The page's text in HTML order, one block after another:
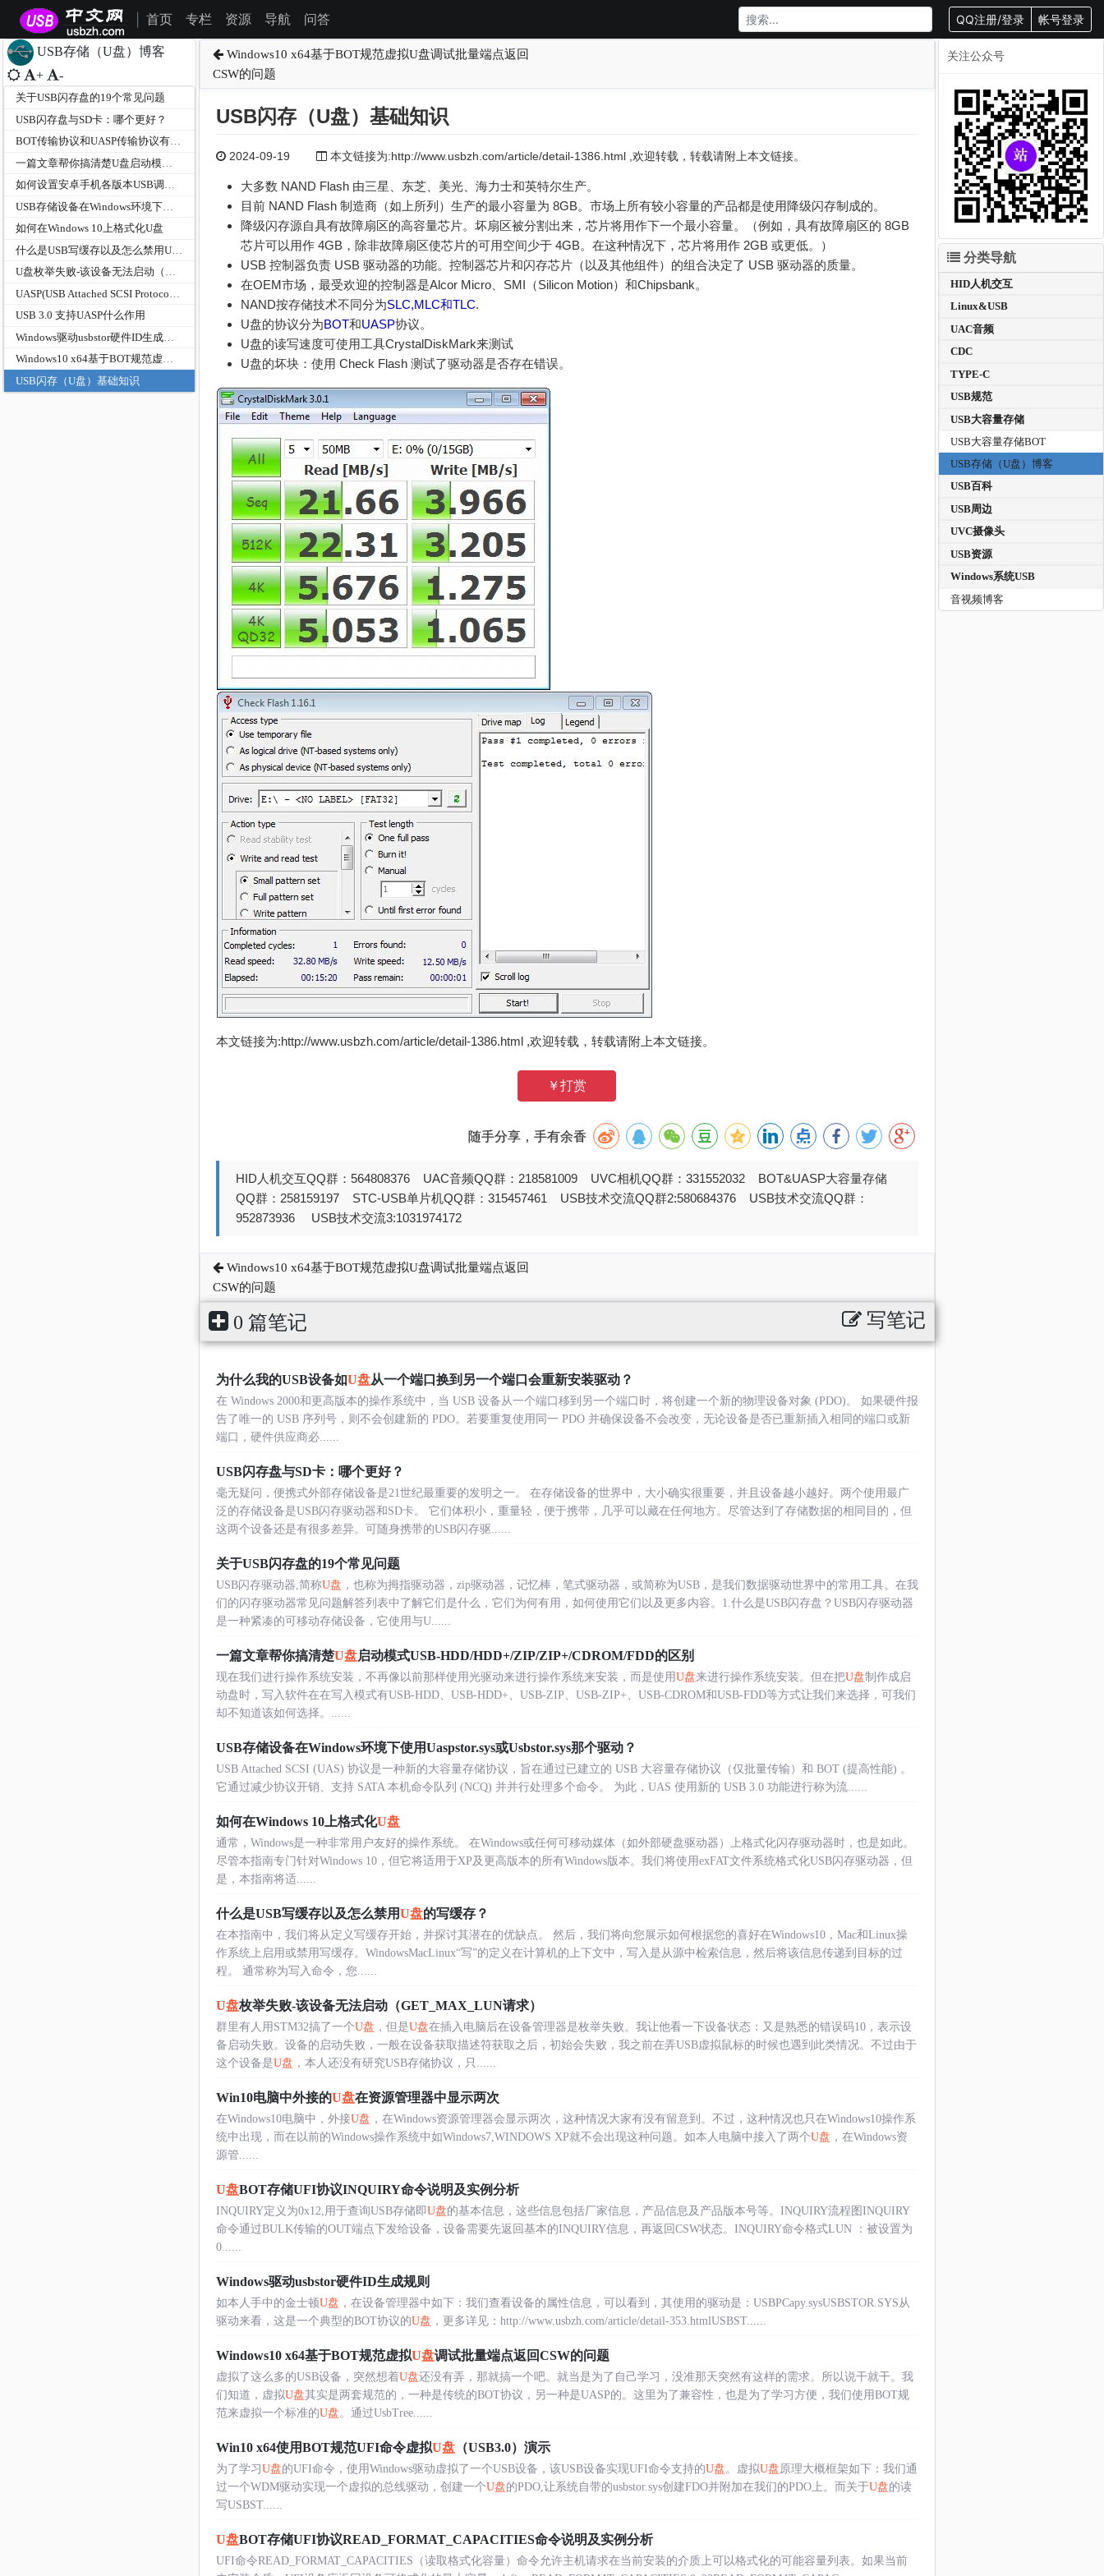
首页 专栏 资源 导航 问答 QQ注册/登录 帐号登录
USB存储（U盘）博客
+ -
关于USB闪存盘的19个常见问题
USB闪存盘与SD卡：哪个更好？
BOT传输协议和UASP传输协议有什么区别？
如何设置安卓手机各版本USB调试模式
如何在Windows 10上格式化U盘
U盘枚举失败-该设备无法启动（GET_MAX_LUN请求）
USB 3.0 支持UASP什么作用
Windows10 x64基于BOT规范虚拟U盘调试批量端点返回CSW的问题
USB闪存（U盘）基础知识
Windows10 x64基于BOT规范虚拟U盘调试批量端点返回
CSW的问题
USB闪存（U盘）基础知识
2024-09-19 本文链接为:http://www.usbzh.com/article/detail-1386.html ,欢迎转载，转载请附上本文链接。
大多数 NAND Flash 由三星、东芝、美光、海力士和英特尔生产。
目前 NAND Flash 制造商（如上所列）生产的最小容量为 8GB。市场上所有较小容量的产品都是使用降级闪存制成的。
降级闪存源自具有故障扇区的高容量芯片。坏扇区被分割出来，芯片将用作下一个最小容量。（例如，具有故障扇区的 8GB
芯片可以用作 4GB，除非故障扇区使芯片的可用空间少于 4GB。在这种情况下，芯片将用作 2GB 或更低。）
USB 控制器负责 USB 驱动器的功能。控制器芯片和闪存芯片（以及其他组件）的组合决定了 USB 驱动器的质量。
在OEM市场，最受欢迎的控制器是Alcor Micro、SMI（Silicon Motion）和Chipsbank。
NAND按存储技术不同分为SLC,MLC和TLC.
U盘的协议分为BOT和UASP协议。
U盘的读写速度可使用工具CrystalDiskMark来测试
U盘的坏块：使用 Check Flash 测试了驱动器是否存在错误。
本文链接为:http://www.usbzh.com/article/detail-1386.html ,欢迎转载，转载请附上本文链接。
￥打赏
随手分享，手有余香
HID人机交互QQ群：564808376 UAC音频QQ群：218581009 UVC相机QQ群：331552032 BOT&UASP大容量存储
QQ群：258159197 STC-USB单片机QQ群：315457461 USB技术交流QQ群2:580684376 USB技术交流QQ群：
952873936 USB技术交流3:1031974172
Windows10 x64基于BOT规范虚拟U盘调试批量端点返回
CSW的问题
0 篇笔记 写笔记
为什么我的USB设备如U盘从一个端口换到另一个端口会重新安装驱动？
在 Windows 2000和更高版本的操作系统中，当 USB 设备从一个端口移到另一个端口时，将创建一个新的物理设备对象 (PDO)。 如果硬件报
告了唯一的 USB 序列号，则不会创建新的 PDO。若要重复使用同一 PDO 并确保设备不会改变，无论设备是否已重新插入相同的端口或新
端口，硬件供应商必......
USB闪存盘与SD卡：哪个更好？
毫无疑问，便携式外部存储设备是21世纪最重要的发明之一。 在存储设备的世界中，大小确实很重要，并且设备越小越好。两个使用最广
泛的存储设备是USB闪存驱动器和SD卡。 它们体积小，重量轻，便于携带，几乎可以藏在任何地方。尽管达到了存储数据的相同目的，但
这两个设备还是有很多差异。可随身携带的USB闪存驱......
关于USB闪存盘的19个常见问题
USB闪存驱动器,简称U盘 ，也称为拇指驱动器，zip驱动器，记忆棒，笔式驱动器，或简称为USB，是我们数据驱动世界中的常用工具。在我
们的闪存驱动器常见问题解答列表中了解它们是什么，它们为何有用，如何使用它们以及更多内容。1.什么是USB闪存盘？USB闪存驱动器
是一种紧凑的可移动存储设备，它使用与U......
一篇文章帮你搞清楚U盘启动模式USB-HDD/HDD+/ZIP/ZIP+/CDROM/FDD的区别
现在我们进行操作系统安装，不再像以前那样使用光驱动来进行操作系统来安装，而是使用U盘来进行操作系统安装。但在把U盘制作成启
动盘时，写入软件在在写入模式有USB-HDD、USB-HDD+、USB-ZIP、USB-ZIP+、USB-CDROM和USB-FDD等方式让我们来选择，可我们
却不知道该如何选择。......
USB存储设备在Windows环境下使用Uaspstor.sys或Usbstor.sys那个驱动？
USB Attached SCSI (UAS) 协议是一种新的大容量存储协议，旨在通过已建立的 USB 大容量存储协议（仅批量传输）和 BOT (提高性能) 。
它通过减少协议开销、支持 SATA 本机命令队列 (NCQ) 并并行处理多个命令。 为此，UAS 使用新的 USB 3.0 功能进行称为流......
如何在Windows 10上格式化U盘
通常，Windows是一种非常用户友好的操作系统。 在Windows或任何可移动媒体（如外部硬盘驱动器）上格式化闪存驱动器时，也是如此。
尽管本指南专门针对Windows 10，但它将适用于XP及更高版本的所有Windows版本。我们将使用exFAT文件系统格式化USB闪存驱动器，但
是，本指南将适......
什么是USB写缓存以及怎么禁用U盘的写缓存？
在本指南中，我们将从定义写缓存开始，并探讨其潜在的优缺点。 然后，我们将向您展示如何根据您的喜好在Windows10，Mac和Linux操
作系统上启用或禁用写缓存。WindowsMacLinux“写”的定义在计算机的上下文中，写入是从源中检索信息，然后将该信息传递到目标的过
程。 通常称为写入命令，您......
U盘枚举失败-该设备无法启动（GET_MAX_LUN请求）
群里有人用STM32搞了一个U盘 ，但是U盘在插入电脑后在设备管理器是枚举失败。我让他看一下设备状态：又是熟悉的错误码10，表示设
备启动失败。设备的启动失败，一般在设备获取描述符获取之后，初始会失败，我之前在弄USB虚拟鼠标的时候也遇到此类情况。不过由于
这个设备是U盘 ，本人还没有研究USB存储协议，只......
Win10电脑中外接的U盘在资源管理器中显示两次
在Windows10电脑中，外接U盘 ，在Windows资源管理器会显示两次，这种情况大家有没有留意到。不过，这种情况也只在Windows10操作系
统中出现，而在以前的Windows操作系统中如Windows7,WINDOWS XP就不会出现这种问题。如本人电脑中接入了两个U盘 ，在Windows资
源管......
U盘BOT存储UFI协议INQUIRY命令说明及实例分析
INQUIRY定义为0x12,用于查询USB存储即U盘的基本信息，这些信息包括厂家信息，产品信息及产品版本号等。INQUIRY流程图INQUIRY
命令通过BULK传输的OUT端点下发给设备，设备需要先返回基本的INQUIRY信息，再返回CSW状态。INQUIRY命令格式LUN ：被设置为
0......
Windows驱动usbstor硬件ID生成规则
如本人手中的金士顿U盘 ，在设备管理器中如下：我们查看设备的属性信息，可以看到，其使用的驱动是：USBPCapy.sysUSBSTOR.SYS从
驱动来看，这是一个典型的BOT协议的U盘 ，更多详见：http://www.usbzh.com/article/detail-353.htmlUSBST......
Windows10 x64基于BOT规范虚拟U盘调试批量端点返回CSW的问题
虚拟了这么多的USB设备，突然想着U盘还没有弄，那就搞一个吧。就当是为了自己学习，没准那天突然有这样的需求。所以说干就干。我
们知道，虚拟U盘其实是两套规范的，一种是传统的BOT协议，另一种是UASP的。这里为了兼容性，也是为了学习方便，我们使用BOT规
范来虚拟一个标准的U盘。通过UsbTree......
Win10 x64使用BOT规范UFI命令虚拟U盘（USB3.0）演示
为了学习 U盘的UFI命令，使用Windows驱动虚拟了一个USB设备，该USB设备实现UFI命令支持的U盘。虚拟U盘原理大概框架如下：我们通
过一个WDM驱动实现一个虚拟的总线驱动，创建一个U盘的PDO,让系统自带的usbstor.sys创建FDO并附加在我们的PDO上。而关于U盘的读
写USBST......
U盘BOT存储UFI协议READ_FORMAT_CAPACITIES命令说明及实例分析
UFI命令READ_FORMAT_CAPACITIES（读取格式化容量）命令允许主机请求在当前安装的介质上可以格式化的可能容量列表。如果当前
关注公众号
分类导航
HID人机交互
Linux&USB
UAC音频
CDC
TYPE-C
USB规范
USB大容量存储
USB大容量存储BOT
USB存储（U盘）博客
USB百科
USB周边
UVC摄像头
USB资源
Windows系统USB
音视频博客